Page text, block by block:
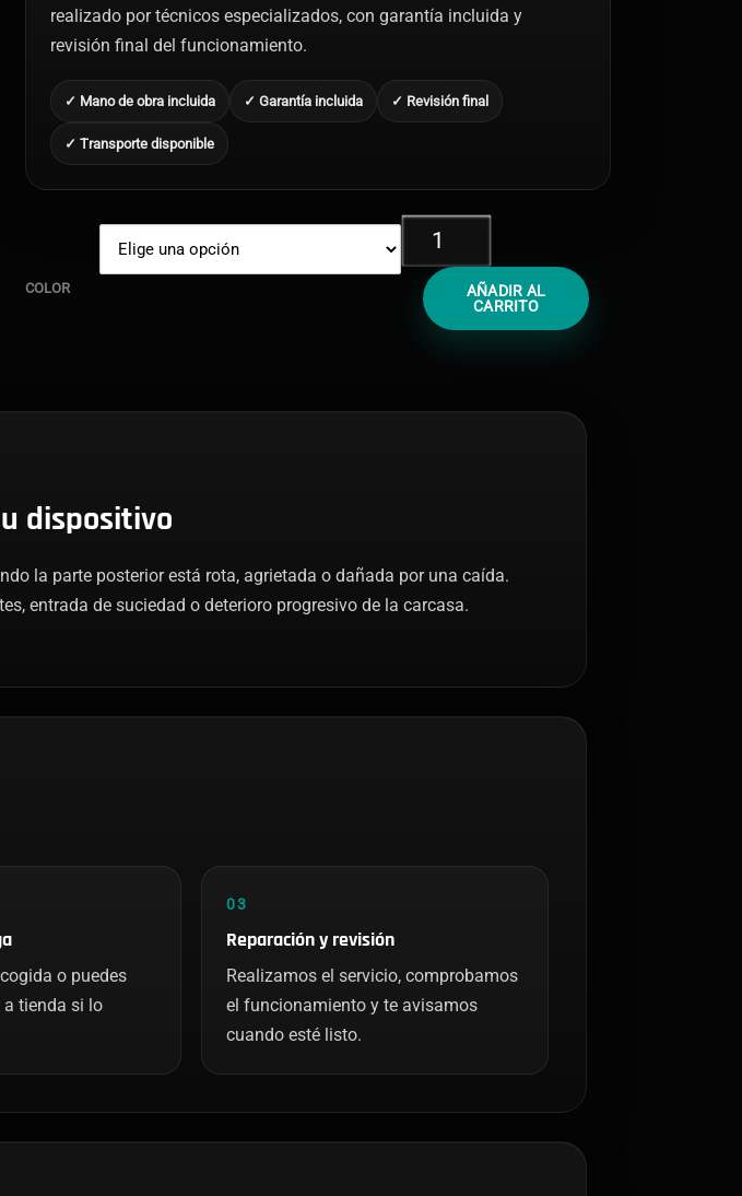
realizado por técnicos especializados, con garantía incluida y
revisión final del funcionamiento.
✓ Mano de obra incluida ✓ Garantía incluida ✓ Revisión final
✓ Transporte disponible
COLOR
Cambiar
Cristal
Trasero
iPhone
AÑADIR AL
CARRITO
dispositivo
la parte posterior está rota, agrietada o dañada por una caída.
entrada de suciedad o deterioro progresivo de la carcasa.
o puedes
tienda si lo
03
Reparación y revisión
Realizamos el servicio, comprobamos
el funcionamiento y te avisamos
cuando esté listo.